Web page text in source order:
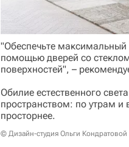
"Обеспечьте максимальный
помощью дверей со
поверхностей", –
Обилие естественного
пространством: по утрам и
просторнее.
© Дизайн-студия Ольги Кондратовой